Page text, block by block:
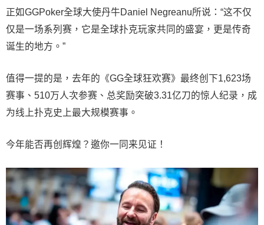
正如GGPoker全球大使丹牛Daniel Negreanu所说：“这不仅
仅是一场系列赛，它是全球扑克玩家共同的盛宴，更是传奇
诞生的地方。”
值得一提的是，去年的《GG全球狂欢赛》最终创下1,623场
赛事、510万人次参赛、总奖励突破3.31亿刀的惊人纪录，成
为线上扑克史上最大规模赛事。
今年能否再创辉煌？邀你一同来见证！